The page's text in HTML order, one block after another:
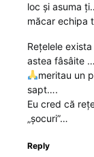
loc și asuma
măcar echipa
Rețelele
astea fâsâite
meritau un
sapt….
Eu cred că
„șocuri”…
Reply